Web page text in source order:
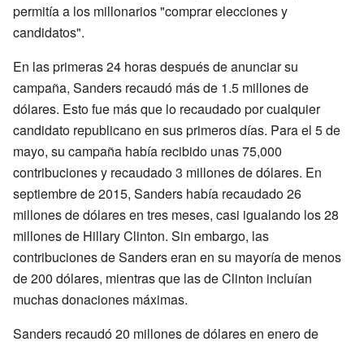
permitía a los millonarios "comprar elecciones y
candidatos".
En las primeras 24 horas después de anunciar su
campaña, Sanders recaudó más de 1.5 millones de
dólares. Esto fue más que lo recaudado por cualquier
candidato republicano en sus primeros días. Para el 5 de
mayo, su campaña había recibido unas 75,000
contribuciones y recaudado 3 millones de dólares. En
septiembre de 2015, Sanders había recaudado 26
millones de dólares en tres meses, casi igualando los 28
millones de Hillary Clinton. Sin embargo, las
contribuciones de Sanders eran en su mayoría de menos
de 200 dólares, mientras que las de Clinton incluían
muchas donaciones máximas.
Sanders recaudó 20 millones de dólares en enero de